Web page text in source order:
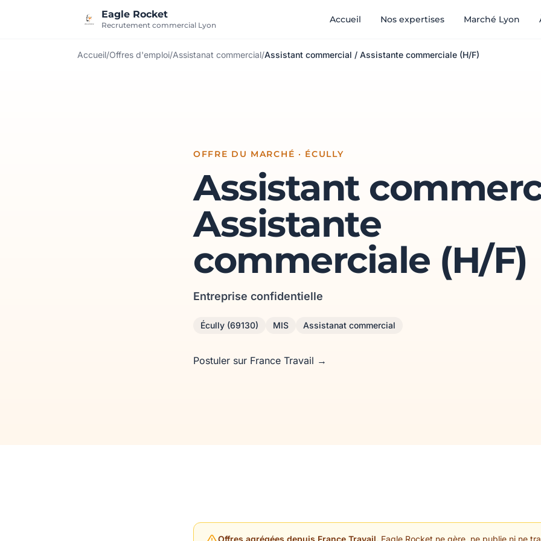
Eagle Rocket
Recrutement commercial Lyon
Accueil Nos expertises Marché Lyon
Accueil/Offres d'emploi/Assistanat commercial/Assistant commercial / Assistante commerciale (H/F)
OFFRE DU MARCHÉ · ÉCULLY
Assistant
Assistante
commerciale (H/F)
Entreprise confidentielle
Écully (69130) MIS Assistanat commercial
Postuler sur France Travail →
Offres agrégées depuis France Travail. Eagle Rocket ne gère, ne publie ni ne